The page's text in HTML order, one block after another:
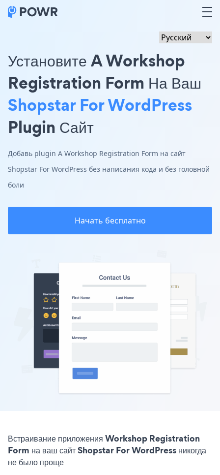
Установите A Workshop
Registration Form На Ваш
Shopstar For WordPress
Plugin Сайт
Добавь plugin A Workshop Registration Form на сайт
Shopstar For WordPress без написания кода и без головной
боли
Начать бесплатно
Встраивание приложения Workshop Registration
Form на ваш сайт Shopstar For WordPress никогда
не было проще